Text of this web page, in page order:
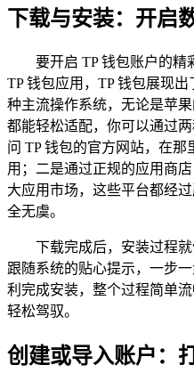
下载与安装：开启
要开启 TP 钱包账户的
TP 钱包应用，TP 钱包展现
种主流操作系统，无论是苹果
都能轻松适配，你可以通过
问 TP 钱包的官方网站，在
用；二是通过正规的应用商
大应用市场，这些平台都经
全无虞。
下载完成后，安装过程
跟随系统的贴心提示，一步
利完成安装，整个过程简单
轻松驾驭。
创建或导入账户：